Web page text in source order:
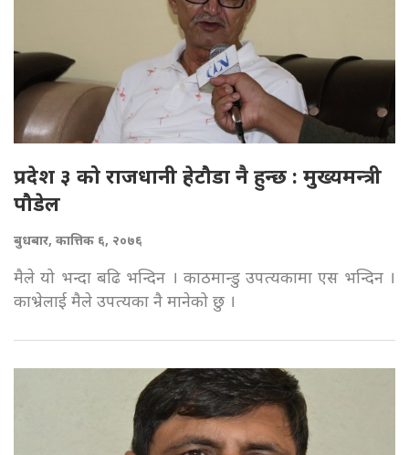
प्रदेश ३ को राजधानी हेटौडा नै हुन्छ : मुख्यमन्त्री
पौडेल
बुधबार, कात्तिक ६, २०७६
मैले यो भन्दा बढि भन्दिन । काठमान्डु उपत्यकामा एस भन्दिन ।
काभ्रेलाई मैले उपत्यका नै मानेको छु ।